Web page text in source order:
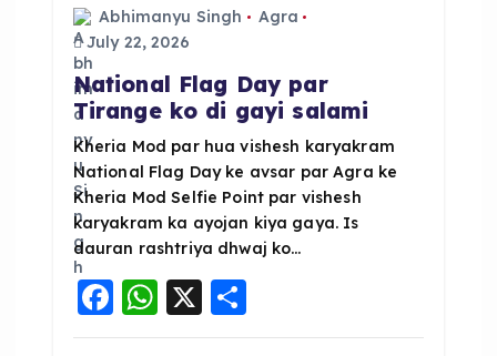
Abhimanyu Singh
Agra
July 22, 2026
National Flag Day par
Tirange ko di gayi salami
Kheria Mod par hua vishesh karyakram
National Flag Day ke avsar par Agra ke
Kheria Mod Selfie Point par vishesh
karyakram ka ayojan kiya gaya. Is
dauran rashtriya dhwaj ko…
F
a
W
h
X S
h